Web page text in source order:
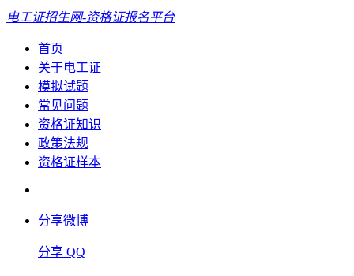
电工证招生网-资格证报名平台
首页
关于电工证
模拟试题
常见问题
资格证知识
政策法规
资格证样本
分享微博
分享 QQ